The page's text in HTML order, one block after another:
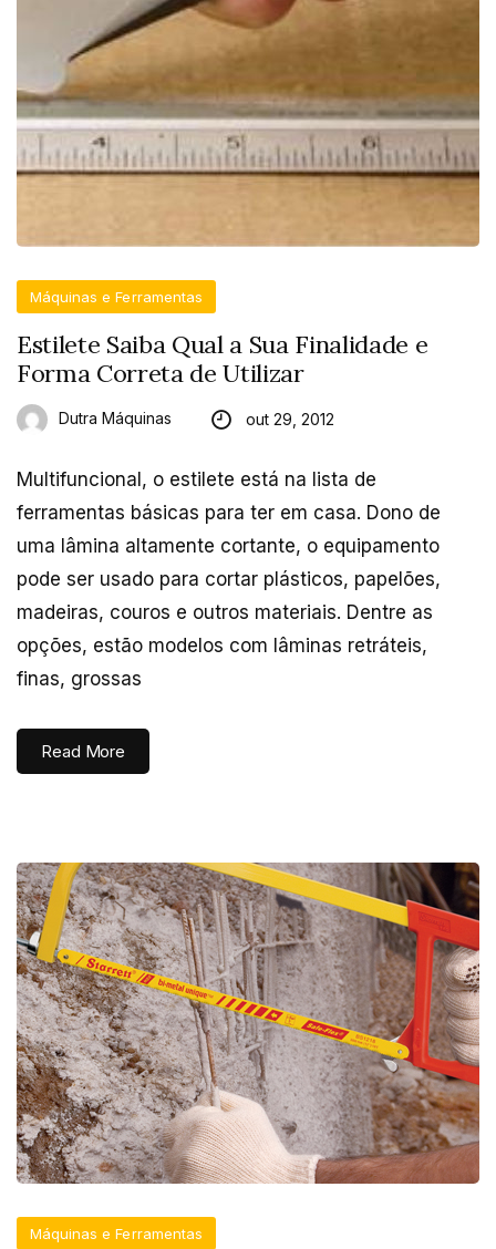
Máquinas e Ferramentas
Estilete Saiba Qual a Sua Finalidade e
Forma Correta de Utilizar
Dutra Máquinas out 29, 2012
Multifuncional, o estilete está na lista de
ferramentas básicas para ter em casa. Dono de
uma lâmina altamente cortante, o equipamento
pode ser usado para cortar plásticos, papelões,
madeiras, couros e outros materiais. Dentre as
opções, estão modelos com lâminas retráteis,
finas, grossas
Read More
Máquinas e Ferramentas